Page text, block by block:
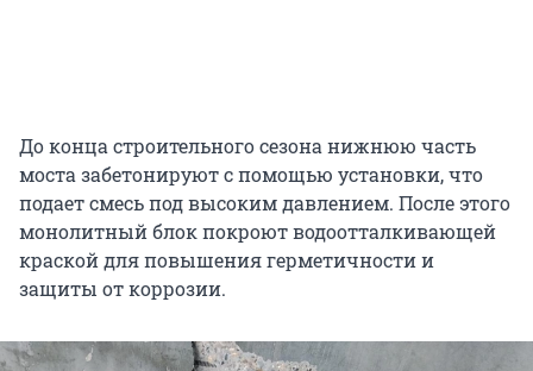
До конца строительного сезона нижнюю часть
моста забетонируют с помощью установки, что
подает смесь под высоким давлением. После этого
монолитный блок покроют водоотталкивающей
краской для повышения герметичности и
защиты от коррозии.